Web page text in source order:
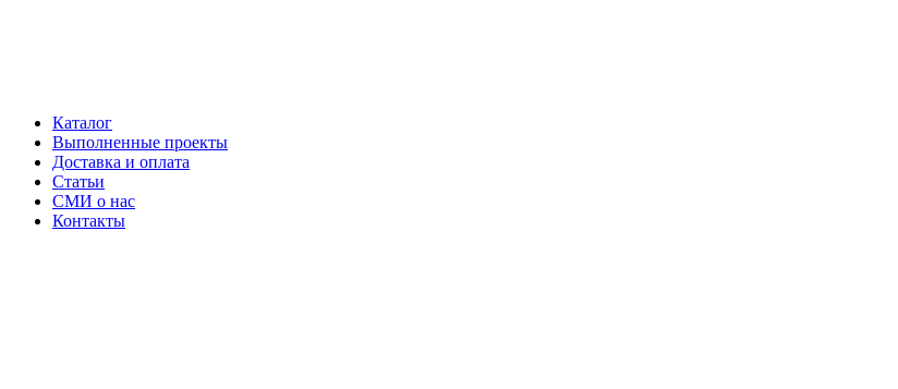
Каталог
Выполненные проекты
Доставка и оплата
Статьи
СМИ о нас
Контакты